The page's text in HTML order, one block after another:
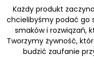
Każdy produkt
chcielibyśmy podać go
smaków i rozwiązań,
Tworzymy żywność,
budzić zaufanie